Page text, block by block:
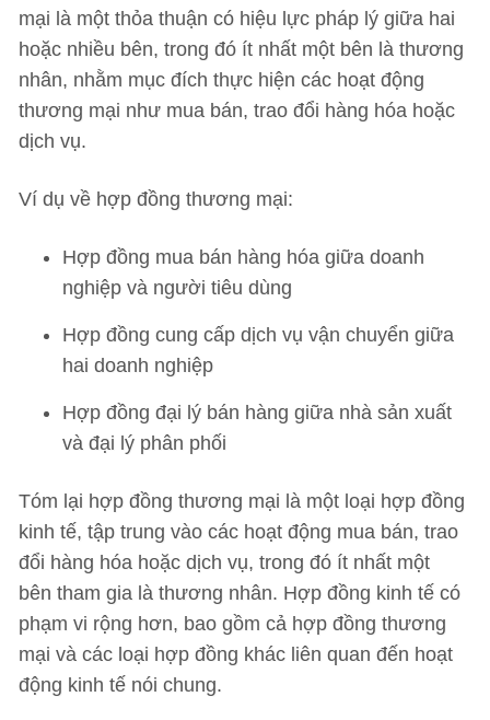
mại là một thỏa thuận có hiệu lực pháp lý giữa hai
hoặc nhiều bên, trong đó ít nhất một bên là thương
nhân, nhằm mục đích thực hiện các hoạt động
thương mại như mua bán, trao đổi hàng hóa hoặc
dịch vụ.
Ví dụ về hợp đồng thương mại:
Hợp đồng mua bán hàng hóa giữa doanh
nghiệp và người tiêu dùng
Hợp đồng cung cấp dịch vụ vận chuyển giữa
hai doanh nghiệp
Hợp đồng đại lý bán hàng giữa nhà sản xuất
và đại lý phân phối
Tóm lại hợp đồng thương mại là một loại hợp đồng
kinh tế, tập trung vào các hoạt động mua bán, trao
đổi hàng hóa hoặc dịch vụ, trong đó ít nhất một
bên tham gia là thương nhân. Hợp đồng kinh tế có
phạm vi rộng hơn, bao gồm cả hợp đồng thương
mại và các loại hợp đồng khác liên quan đến hoạt
động kinh tế nói chung.